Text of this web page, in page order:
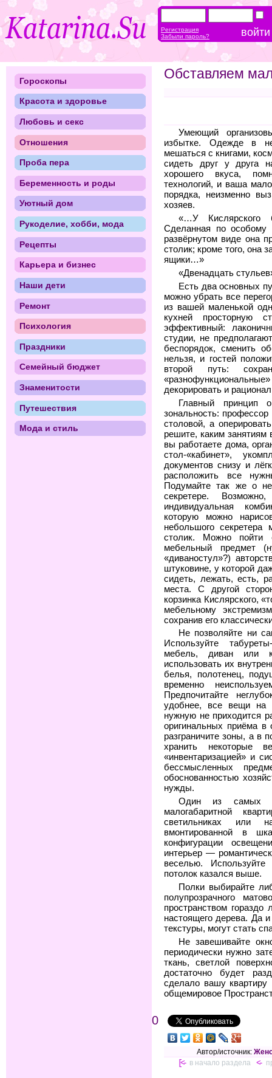
Обставляем
Умеющий
избытке. Одежде в
мешаться с книгами,
сидеть друг у друга
хорошего вкуса,
технологий, и ваша
порядка, неизменно
хозяев.
«…У Кислярского
Сделанная по особому
развёрнутом виде она
столик; кроме того, она
ящики…»
«Двенадцать
Есть два основных
можно убрать все
из вашей маленькой
кухней просторную
эффективный:
студии, не
беспорядок, сменить
нельзя, и гостей
второй путь:
декорировать и
Главный принцип
зональность:
столовой, а
решите, каким
вы работаете дома,
стол-«кабинет»,
документов снизу и
расположить все
Подумайте так же о
секретере.
индивидуальная
которую можно
небольшого
столик. Можно пойти
мебельный предмет
«диваностул»?)
штуковине, у которой
сидеть, лежать, есть,
места. С другой
корзинка Кислярского,
мебельному
сохранив его
Не позволяйте ни
Используйте
мебель, диван или
использовать их
белья, полотенец,
временно
Предпочитайте
удобнее, все вещи на
нужную не приходится
оригинальных приёма
разграничите зоны, а в
хранить некоторые
«инвентаризацией» и
бессмысленных
обоснованностью
нужды.
Один из самых
малогабаритной
светильниках или
вмонтированной в
конфигурации
интерьер —
веселью. Используйте
потолок казался выше.
Полки выбирайте
полупрозрачного
пространством
настоящего дерева. Да
текстуры, могут стать
Не завешивайте
периодически нужно
ткань, светлой
достаточно будет
сделало вашу квартиру
общемировое
0
Автор/источник:
[<- в начало раздела <-
Гороскопы
Красота и здоровье
Любовь и секс
Отношения
Проба пера
Беременность и роды
Уютный дом
Рукоделие, хобби, мода
Рецепты
Карьера и бизнес
Наши дети
Ремонт
Психология
Праздники
Семейный бюджет
Знаменитости
Путешествия
Мода и стиль
Регистрация
Забыли пароль?